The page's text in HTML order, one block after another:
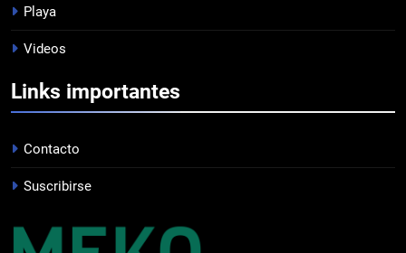
1
PROFESIONAL
Playa
Videos
Links importantes
Contacto
Suscribirse